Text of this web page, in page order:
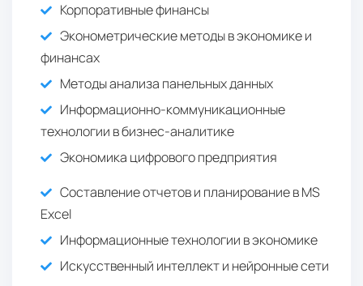
Корпоративные финансы
Эконометрические методы в экономике и
финансах
Методы анализа панельных данных
Информационно-коммуникационные
технологии в бизнес-аналитике
Экономика цифрового предприятия
Составление отчетов и планирование в MS
Excel
Информационные технологии в экономике
Искусственный интеллект и нейронные сети